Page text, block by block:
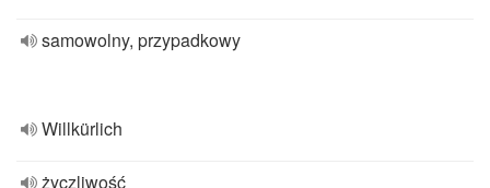
samowolny, przypadkowy
Willkürlich
życzliwość